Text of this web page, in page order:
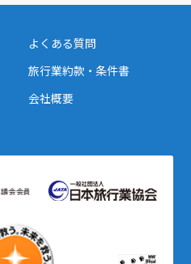
よくある質問
旅行業約款・条件書
会社概要